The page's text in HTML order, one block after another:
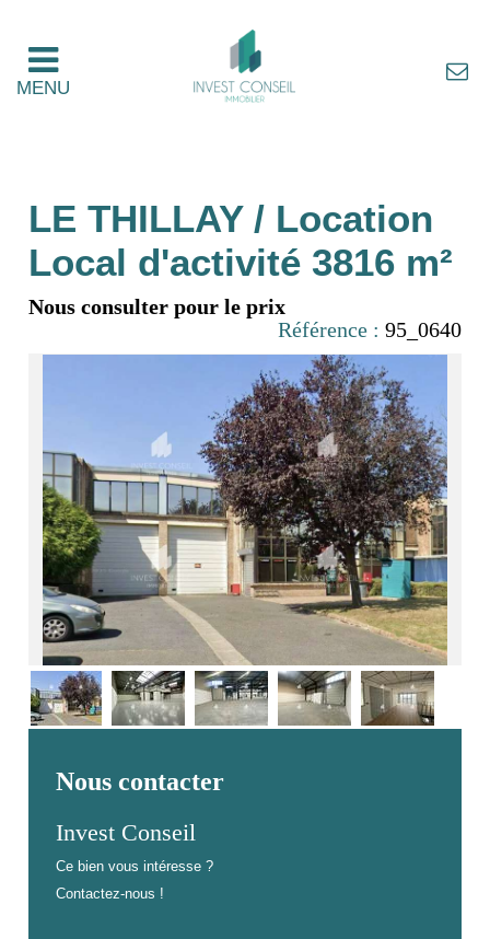
MENU
LE THILLAY / Location
Local d'activité 3816 m²
Nous consulter pour le prix
Référence : 95_0640
Nous contacter
Invest Conseil
Ce bien vous intéresse ?
Contactez-nous !